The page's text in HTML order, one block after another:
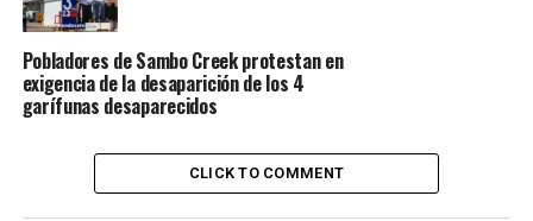
Pobladores de Sambo Creek protestan en
exigencia de la desaparición de los 4
garífunas desaparecidos
CLICK TO COMMENT